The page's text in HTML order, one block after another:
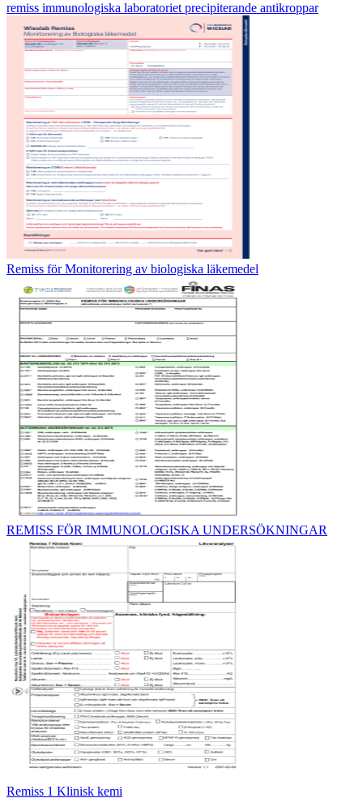
remiss immunologiska laboratoriet precipiterande antikroppar
Remiss för Monitorering av biologiska läkemedel
REMISS FÖR IMMUNOLOGISKA UNDERSÖKNINGAR
Remiss 1 Klinisk kemi